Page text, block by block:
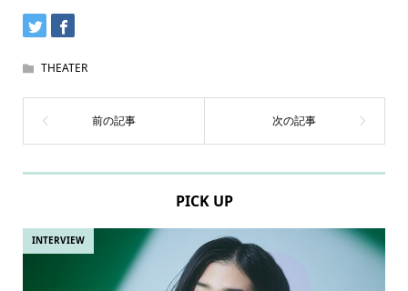
THEATER
PICK UP
INTERVIEW